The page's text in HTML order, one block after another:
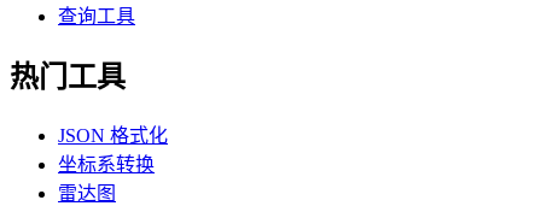
查询工具
热门工具
JSON 格式化
坐标系转换
雷达图